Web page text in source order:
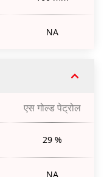
NA
एस गोल्ड पेट्रोल
29 %
NA